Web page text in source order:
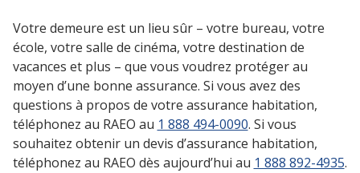
Votre demeure est un lieu sûr – votre bureau, votre
école, votre salle de cinéma, votre destination de
vacances et plus – que vous voudrez protéger au
moyen d’une bonne assurance. Si vous avez des
questions à propos de votre assurance habitation,
téléphonez au RAEO au 1 888 494-0090. Si vous
souhaitez obtenir un devis d’assurance habitation,
téléphonez au RAEO dès aujourd’hui au 1 888 892-4935.